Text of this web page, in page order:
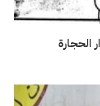
الحجارة